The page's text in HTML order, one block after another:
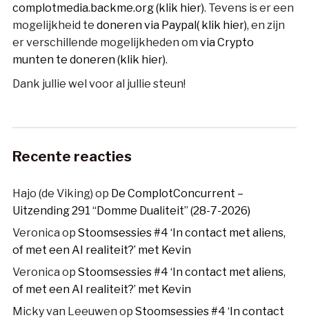
complotmedia.backme.org (klik hier). Tevens is er een
mogelijkheid te doneren via Paypal( klik hier), en zijn
er verschillende mogelijkheden om via Crypto
munten te doneren (klik hier).
Dank jullie wel voor al jullie steun!
Recente reacties
Hajo (de Viking) op De ComplotConcurrent –
Uitzending 291 “Domme Dualiteit” (28-7-2026)
Veronica op Stoomsessies #4 ‘In contact met aliens,
of met een AI realiteit?’ met Kevin
Veronica op Stoomsessies #4 ‘In contact met aliens,
of met een AI realiteit?’ met Kevin
Micky van Leeuwen op Stoomsessies #4 ‘In contact